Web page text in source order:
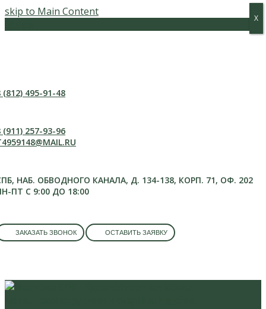
skip to Main Content
(812) 495-91-48
(911) 257-93-96
НАБ. ОБВОДНОГО КАНАЛА, Д. 134-138, КОРП. 71, ОФ. 202
ПТ С 9:00 ДО 18:00
ЗАКАЗАТЬ ЗВОНОК ОСТАВИТЬ ЗАЯВКУ
Х
Х